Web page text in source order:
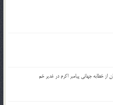
از خطابه جهانی پیامبر اکرم در غدیر خم